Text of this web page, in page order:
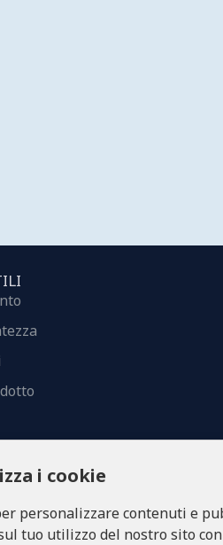
i cookie
personalizzare contenuti e
tuo utilizzo del nostro sito